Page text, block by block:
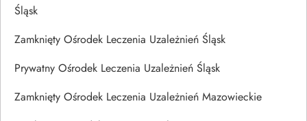
Śląsk
Zamknięty Ośrodek Leczenia Uzależnień Śląsk
Prywatny Ośrodek Leczenia Uzależnień Śląsk
Zamknięty Ośrodek Leczenia Uzależnień Mazowieckie